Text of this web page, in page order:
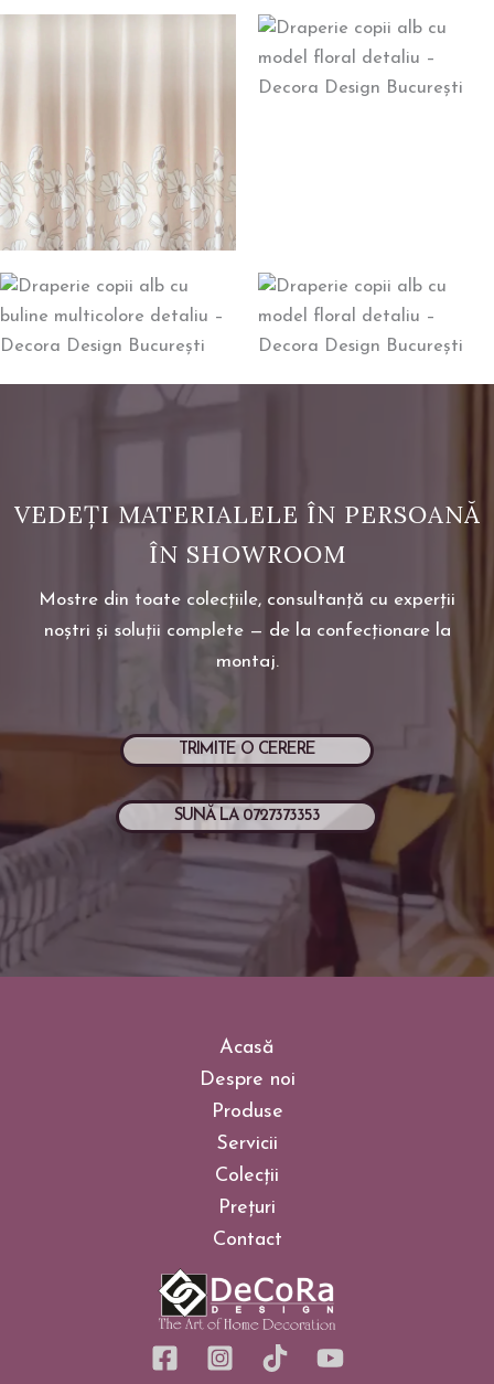
VEDEȚI MATERIALELE ÎN PERSOANĂ
ÎN SHOWROOM
Mostre din toate colecțiile, consultanță cu experții
noștri și soluții complete — de la confecționare la
montaj.
TRIMITE O CERERE
SUNĂ LA 0727373353
Acasă
Despre noi
Produse
Servicii
Colecții
Prețuri
Contact